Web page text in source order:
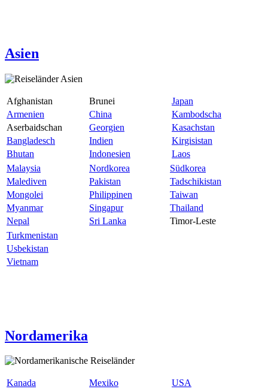
Asien
Afghanistan
Armenien
Aserbaidschan
Bangladesch
Bhutan
Brunei
China
Georgien
Indien
Indonesien
Japan
Kambodscha
Kasachstan
Kirgisistan
Laos
Malaysia
Malediven
Mongolei
Myanmar
Nepal
Nordkorea
Pakistan
Philippinen
Singapur
Sri Lanka
Südkorea
Tadschikistan
Taiwan
Thailand
Timor-Leste
Turkmenistan
Usbekistan
Vietnam
Nordamerika
Kanada Mexiko USA